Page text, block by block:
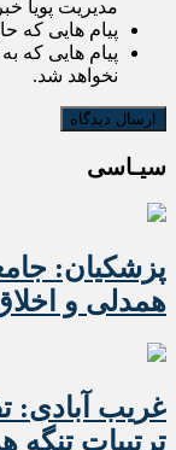
مدیریت پویا
پیام هایی که
پیام هایی که
نخواهد شد.
سیـاسی
پزشکیان:
همدلی و
غریب آبادی:
ترتیبات تنگه